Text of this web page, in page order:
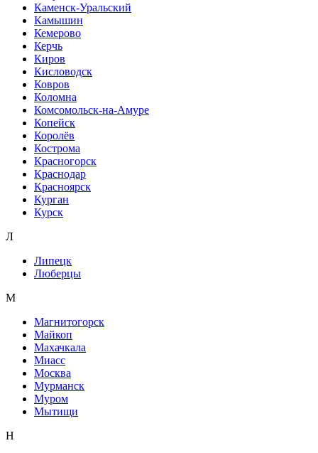
Каменск-Уральский
Камышин
Кемерово
Керчь
Киров
Кисловодск
Ковров
Коломна
Комсомольск-на-Амуре
Копейск
Королёв
Кострома
Красногорск
Краснодар
Красноярск
Курган
Курск
Л
Липецк
Люберцы
М
Магнитогорск
Майкоп
Махачкала
Миасс
Москва
Мурманск
Муром
Мытищи
Н